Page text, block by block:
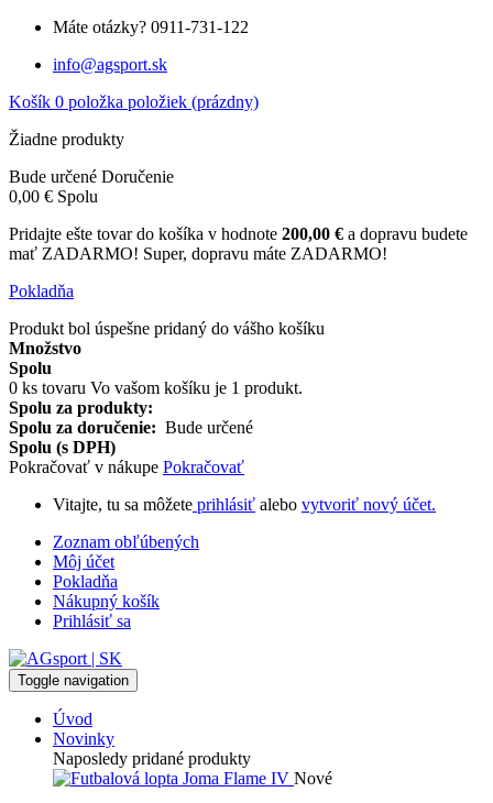
Máte otázky? 0911-731-122
info@agsport.sk
Košík 0 položka položiek (prázdny)
Žiadne produkty
Bude určené Doručenie
0,00 € Spolu
Pridajte ešte tovar do košíka v hodnote 200,00 € a dopravu budete
mať ZADARMO! Super, dopravu máte ZADARMO!
Pokladňa
Produkt bol úspešne pridaný do vášho košíku
Množstvo
Spolu
0 ks tovaru Vo vašom košíku je 1 produkt.
Spolu za produkty:
Spolu za doručenie: Bude určené
Spolu (s DPH)
Pokračovať v nákupe Pokračovať
Vitajte, tu sa môžete prihlásiť alebo vytvoriť nový účet.
Zoznam obľúbených
Môj účet
Pokladňa
Nákupný košík
Prihlásiť sa
Toggle navigation
Úvod
Novinky
Naposledy pridané produkty
Nové